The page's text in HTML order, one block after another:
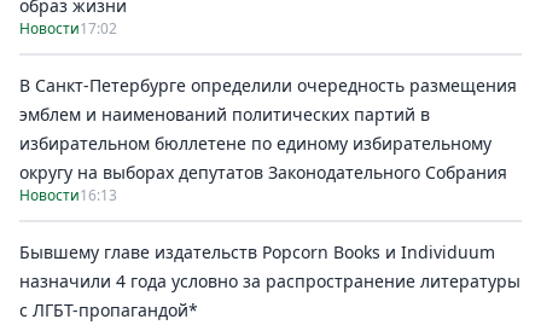
образ жизни
Новости17:02
В Санкт-Петербурге определили очередность размещения
эмблем и наименований политических партий в
избирательном бюллетене по единому избирательному
округу на выборах депутатов Законодательного Собрания
Новости16:13
Бывшему главе издательств Popcorn Books и Individuum
назначили 4 года условно за распространение литературы
с ЛГБТ-пропагандой*